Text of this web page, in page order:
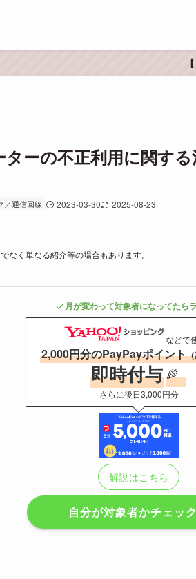
ターの不正利用に関す
／通信回線 2023-03-30 2025-08-23
なく単なる紹介等の場合もあります。
月が変わって対象者になってたら
などで
2,000円分のPayPayポイント
即時付与
さらに後日3,000円分
解説はこちら
自分が対象者かチェック